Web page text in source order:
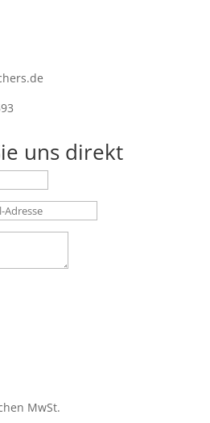
uns direkt
MwSt.